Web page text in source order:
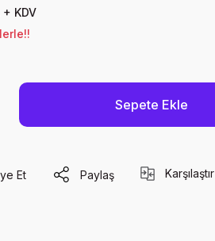
KDV
Sepete Ekle
Et Paylaş Karşılaştır